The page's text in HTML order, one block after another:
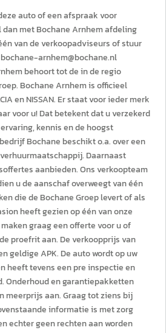
auto of een afspraak voor
met Bochane Arnhem afdeling
van de verkoopadviseurs of stuur
arnhem@bochane.nl
behoort tot de in de regio
Bochane Arnhem is officieel
en NISSAN. Er staat voor ieder merk
voor u! Dat betekent dat u verzekerd
kennis en de hoogst
Bochane beschikt o.a. over een
Daarnaast
aanbieden. Ons verkoopteam
u de aanschaf overweegt van één
die de Bochane Groep levert of als
heeft gezien op één van onze
graag een offerte voor u of
proefrit aan. De verkoopprijs van
geldige APK. De auto wordt op uw
heeft tevens een pre inspectie en
Onderhoud en garantiepakketten
meerprijs aan. Graag tot ziens bij
informatie is met zorg
echter geen rechten aan worden